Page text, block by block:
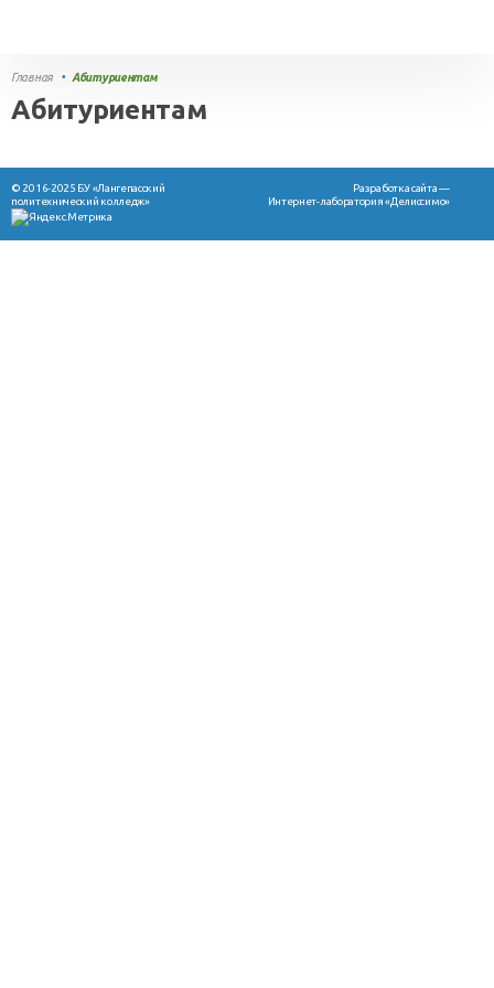
Главная • Абитуриентам
Абитуриентам
© 2016-2025 БУ «Лангепасский
политехнический колледж»
Разработка сайта —
Интернет-лаборатория «Делиссимо»